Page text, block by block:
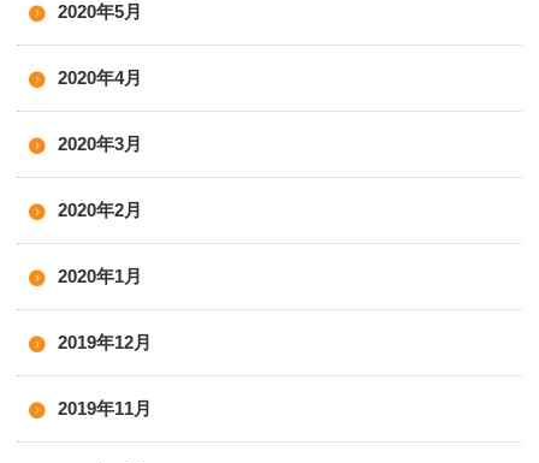
2020年5月
2020年4月
2020年3月
2020年2月
2020年1月
2019年12月
2019年11月